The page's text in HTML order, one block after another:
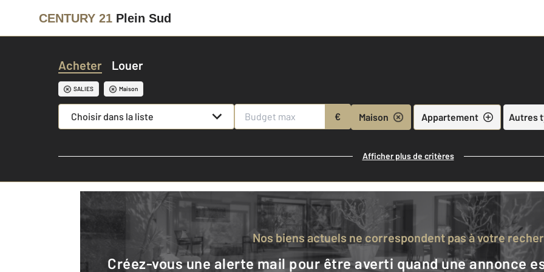
CENTURY 21 Plein Sud
Acheter Louer
SALIES Maison
Choisir dans la liste € Maison Appartement Autres
Afficher plus de critères
Nos biens actuels ne correspondent pas à votre
Créez-vous une alerte mail pour être averti quand une annonce est en ligne et consultez la